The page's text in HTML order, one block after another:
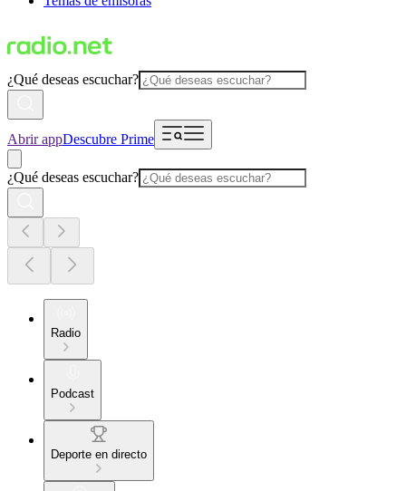
¿Qué deseas escuchar?
Abrir appDescubre Prime
¿Qué deseas escuchar?
Radio
Podcast
Deporte en directo